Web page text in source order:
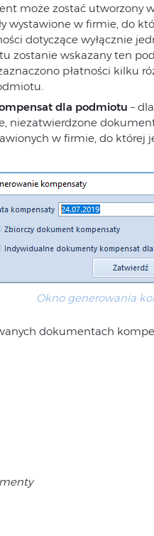
może zostać utworzony
wystawione w firmie, do
dotyczące wyłącznie
zostanie wskazany ten
płatności kilku
dla podmiotu –
niezatwierdzone
w firmie, do której
Okno generowania
dokumentach